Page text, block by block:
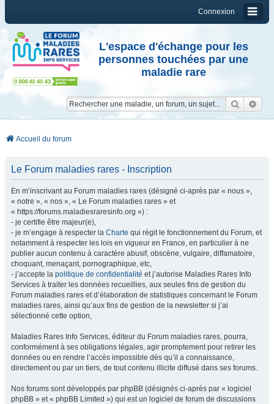
Connexion
L'espace d'échange pour les
personnes touchées par une
maladie rare
Accueil du forum
Le Forum maladies rares - Inscription
En m’inscrivant au Forum maladies rares (désigné ci-après par « nous »,
« notre », « nos », « Le Forum maladies rares » et
« https://forums.maladiesraresinfo.org ») :
- je certifie être majeur(e),
- je m’engage à respecter la Charte qui régit le fonctionnement du Forum, et
notamment à respecter les lois en vigueur en France, en particulier à ne
publier aucun contenu à caractère abusif, obscène, vulgaire, diffamatoire,
choquant, menaçant, pornographique, etc,
- j’accepte la politique de confidentialité et j’autorise Maladies Rares Info
Services à traiter les données recueillies, aux seules fins de gestion du
Forum maladies rares et d’élaboration de statistiques concernant le Forum
maladies rares, ainsi qu’aux fins de gestion de la newsletter si j’ai
sélectionné cette option,
Maladies Rares Info Services, éditeur du Forum maladies rares, pourra,
conformément à ses obligations légales, agir promptement pour retirer les
données ou en rendre l’accès impossible dès qu’il a connaissance,
directement ou par un tiers, de tout contenu illicite diffusé dans ses forums.
Nos forums sont développés par phpBB (désignés ci-après par « logiciel
phpBB » et « phpBB Limited ») qui est un logiciel de forum de discussions